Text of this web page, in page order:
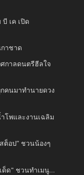
เค เปิด
าชาด
ศกาลดนตรีฮีลใจ
คนมาทำนายดวง
โพและงานเฉลิม
ต็อป” ชวนน้องๆ
เด็ด" ชวนทำเมนู…